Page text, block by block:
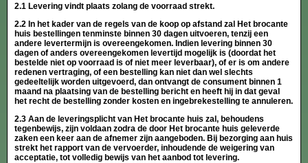
2.1 Levering vindt plaats zolang de voorraad strekt.
2.2 In het kader van de regels van de koop op afstand zal Het brocante
huis bestellingen tenminste binnen 30 dagen uitvoeren, tenzij een
andere levertermijn is overeengekomen. Indien levering binnen 30
dagen of anders overeengekomen levertijd mogelijk is (doordat het
bestelde niet op voorraad is of niet meer leverbaar), of er is om andere
redenen vertraging, of een bestelling kan niet dan wel slechts
gedeeltelijk worden uitgevoerd, dan ontvangt de consument binnen 1
maand na plaatsing van de bestelling bericht en heeft hij in dat geval
het recht de bestelling zonder kosten en ingebrekestelling te annuleren.
2.3 Aan de leveringsplicht van Het brocante huis zal, behoudens
tegenbewijs, zijn voldaan zodra de door Het brocante huis geleverde
zaken een keer aan de afnemer zijn aangeboden. Bij bezorging aan huis
strekt het rapport van de vervoerder, inhoudende de weigering van
acceptatie, tot volledig bewijs van het aanbod tot levering.